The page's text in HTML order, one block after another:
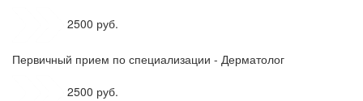
2500 руб.
Первичный прием по специализации - Дерматолог
2500 руб.